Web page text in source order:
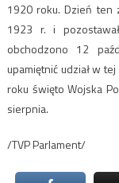
1920 roku. Dzień ten
1923 r. i
obchodzono 12
upamiętnić udział w
roku święto Wojska
sierpnia.
/TVP Parlament/